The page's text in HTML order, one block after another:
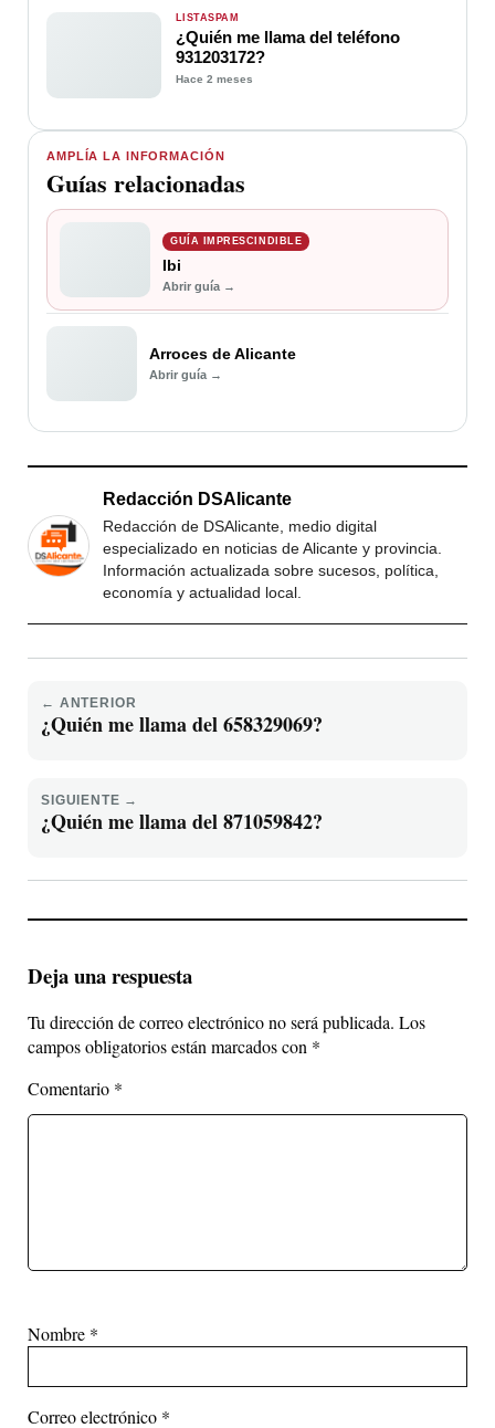
AMPLÍA LA INFORMACIÓN
Guías relacionadas
GUÍA IMPRESCINDIBLE
Ibi
Abrir guía →
Arroces de Alicante
Abrir guía →
LISTASPAM
¿Quién me llama del teléfono
931203172?
Hace 2 meses
Redacción DSAlicante
Redacción de DSAlicante, medio digital
especializado en noticias de Alicante y provincia.
Información actualizada sobre sucesos, política,
economía y actualidad local.
← ANTERIOR
¿Quién me llama del 658329069?
SIGUIENTE →
¿Quién me llama del 871059842?
Deja una respuesta
Tu dirección de correo electrónico no será publicada. Los
campos obligatorios están marcados con *
Comentario *
Nombre *
Correo electrónico *